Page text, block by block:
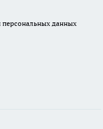
персональных данных